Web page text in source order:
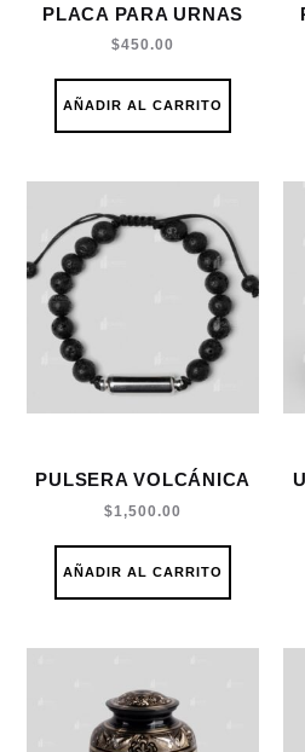
PLACA PARA URNAS
$450.00
AÑADIR AL CARRITO
PULSERA VOLCÁNICA
$1,500.00
AÑADIR AL CARRITO